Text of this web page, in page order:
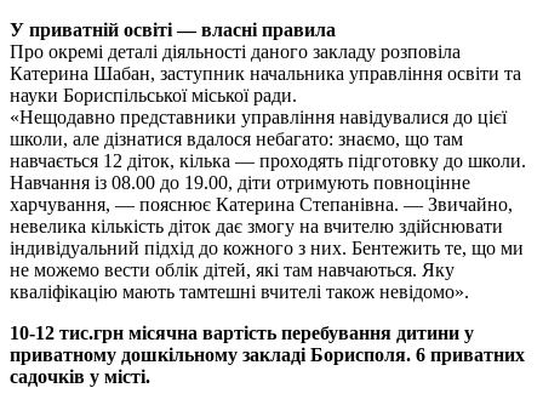
У приватній освіті — власні правила
Про окремі деталі діяльності даного закладу розповіла
Катерина Шабан, заступник начальника управління освіти та
науки Бориспільської міської ради.
«Нещодавно представники управління навідувалися до цієї
школи, але дізнатися вдалося небагато: знаємо, що там
навчається 12 діток, кілька — проходять підготовку до школи.
Навчання із 08.00 до 19.00, діти отримують повноцінне
харчування, — пояснює Катерина Степанівна. — Звичайно,
невелика кількість діток дає змогу на вчителю здійснювати
індивідуальний підхід до кожного з них. Бентежить те, що ми
не можемо вести облік дітей, які там навчаються. Яку
кваліфікацію мають тамтешні вчителі також невідомо».
10-12 тис.грн місячна вартість перебування дитини у
приватному дошкільному закладі Борисполя. 6 приватних
садочків у місті.